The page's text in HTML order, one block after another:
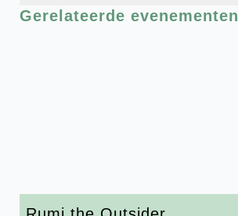
Gerelateerde evenementen